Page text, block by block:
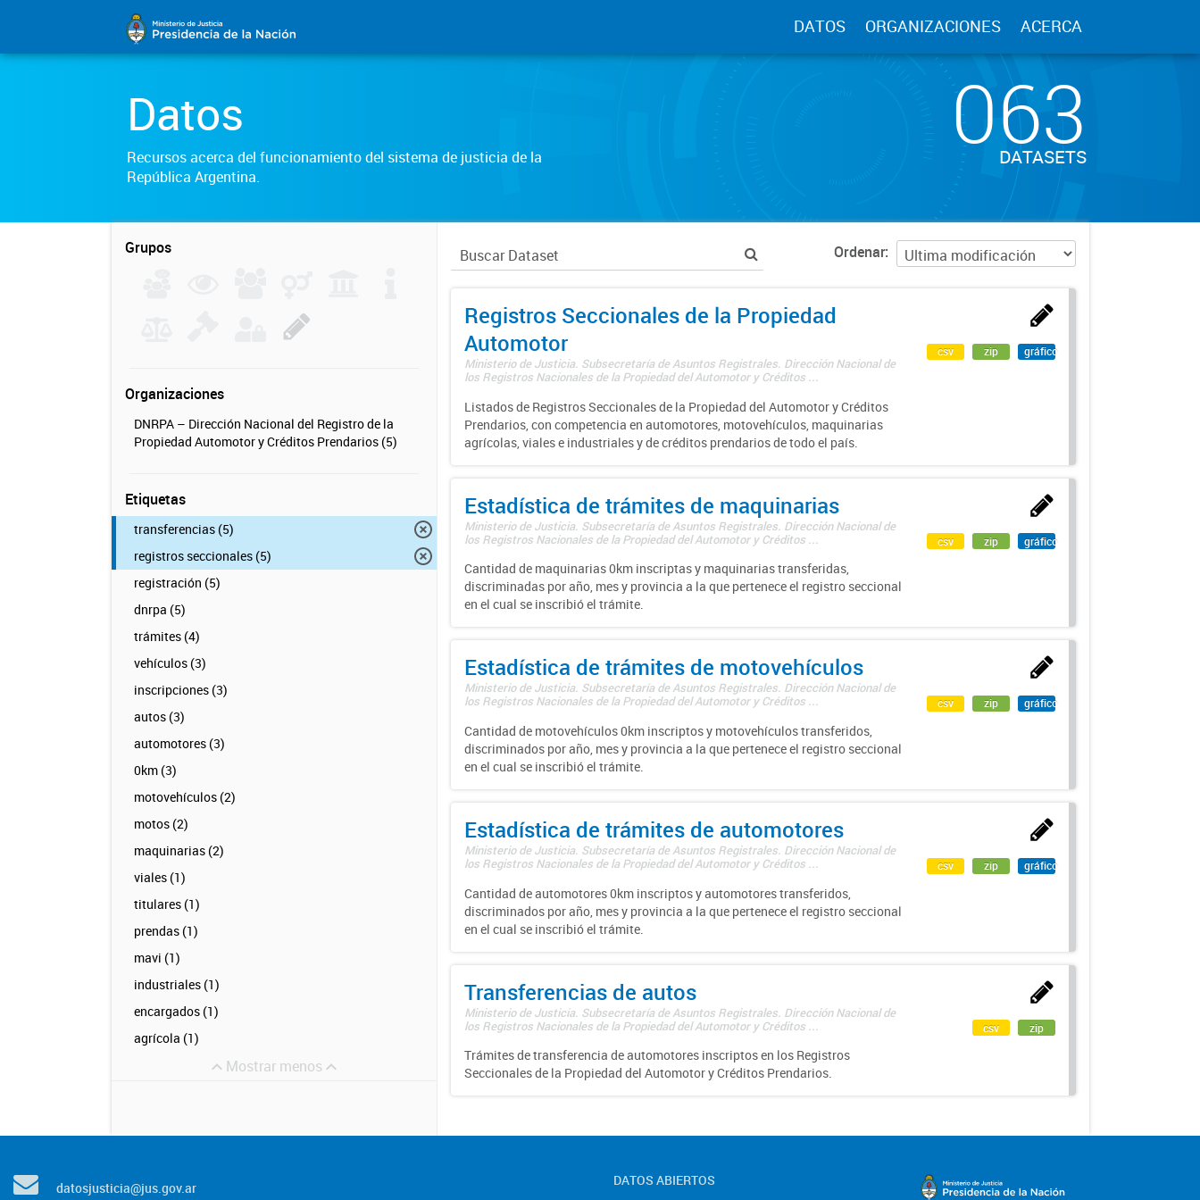
DATOS ORGANIZACIONES ACERCA
Datos
Recursos acerca del funcionamiento del sistema de justicia de la
República Argentina.
063
DATASETS
Grupos
Organizaciones
DNRPA – Dirección Nacional del Registro de la
Propiedad Automotor y Créditos Prendarios (5)
Etiquetas
transferencias (5)
registros seccionales (5)
registración (5)
dnrpa (5)
trámites (4)
vehículos (3)
inscripciones (3)
autos (3)
automotores (3)
0km (3)
motovehículos (2)
motos (2)
maquinarias (2)
viales (1)
titulares (1)
prendas (1)
mavi (1)
industriales (1)
encargados (1)
agrícola (1)
Mostrar menos
Ordenar
Registros Seccionales de la Propiedad
Automotor
Ministerio de Justicia. Subsecretaría de Asuntos Registrales. Dirección Nacional de
los Registros Nacionales de la Propiedad del Automotor y Créditos ...
Listados de Registros Seccionales de la Propiedad del Automotor y Créditos
Prendarios, con competencia en automotores, motovehículos, maquinarias
agrícolas, viales e industriales y de créditos prendarios de todo el país.
csv zip gráfico
Estadística de trámites de maquinarias
Ministerio de Justicia. Subsecretaría de Asuntos Registrales. Dirección Nacional de
los Registros Nacionales de la Propiedad del Automotor y Créditos ...
Cantidad de maquinarias 0km inscriptas y maquinarias transferidas,
discriminadas por año, mes y provincia a la que pertenece el registro seccional
en el cual se inscribió el trámite.
csv zip gráfico
Estadística de trámites de motovehículos
Ministerio de Justicia. Subsecretaría de Asuntos Registrales. Dirección Nacional de
los Registros Nacionales de la Propiedad del Automotor y Créditos ...
Cantidad de motovehículos 0km inscriptos y motovehículos transferidos,
discriminados por año, mes y provincia a la que pertenece el registro seccional
en el cual se inscribió el trámite.
csv zip gráfico
Estadística de trámites de automotores
Ministerio de Justicia. Subsecretaría de Asuntos Registrales. Dirección Nacional de
los Registros Nacionales de la Propiedad del Automotor y Créditos ...
Cantidad de automotores 0km inscriptos y automotores transferidos,
discriminados por año, mes y provincia a la que pertenece el registro seccional
en el cual se inscribió el trámite.
csv zip gráfico
Transferencias de autos
Ministerio de Justicia. Subsecretaría de Asuntos Registrales. Dirección Nacional de
los Registros Nacionales de la Propiedad del Automotor y Créditos ...
Trámites de transferencia de automotores inscriptos en los Registros
Seccionales de la Propiedad del Automotor y Créditos Prendarios.
csv zip
datosjusticia@jus.gov.ar
DATOS ABIERTOS